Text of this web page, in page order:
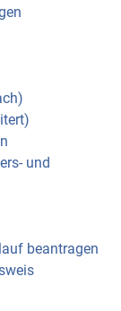
und
beantragen